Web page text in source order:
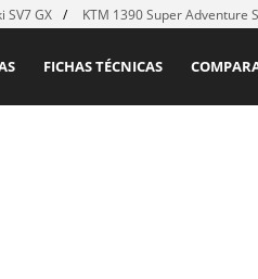
SV7 GX KTM 1390 Super Adventure
FICHAS TÉCNICAS